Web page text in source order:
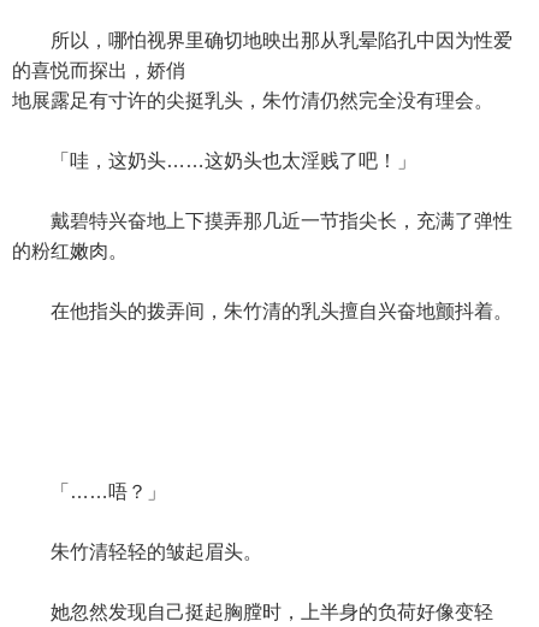
所以，哪怕视界里确切地映出那从乳晕陷孔中因为性爱
的喜悦而探出，娇俏
地展露足有寸许的尖挺乳头，朱竹清仍然完全没有理会。
「哇，这奶头……这奶头也太淫贱了吧！」
戴碧特兴奋地上下摸弄那几近一节指尖长，充满了弹性
的粉红嫩肉。
在他指头的拨弄间，朱竹清的乳头擅自兴奋地颤抖着。
「……唔？」
朱竹清轻轻的皱起眉头。
她忽然发现自己挺起胸膛时，上半身的负荷好像变轻